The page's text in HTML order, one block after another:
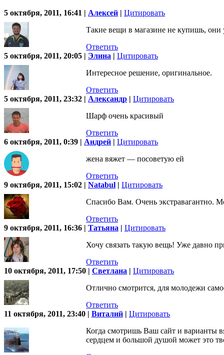
5 октября, 2011, 16:41 | Алексей | Цитировать
Такие вещи в магазине не купишь,
Ответить
5 октября, 2011, 20:05 | Элина | Цитировать
Интересное решение, оригинальное.
Ответить
5 октября, 2011, 23:32 | Александр | Цитировать
Шарф очень красивый
Ответить
6 октября, 2011, 0:39 | Андрей | Цитировать
жена вяжет — посоветую ей
Ответить
9 октября, 2011, 15:02 | Natabul | Цитировать
Спасибо Вам. Очень экстравагантно.
Ответить
9 октября, 2011, 16:36 | Татьяна | Цитировать
Хочу связать такую вещь! Уже давно
Ответить
10 октября, 2011, 17:50 | Светлана | Цитировать
Отлично смотрится, для молодежи
Ответить
11 октября, 2011, 23:40 | Виталий | Цитировать
Когда смотришь Ваш сайт и варианты
сердцем и большой душой может это